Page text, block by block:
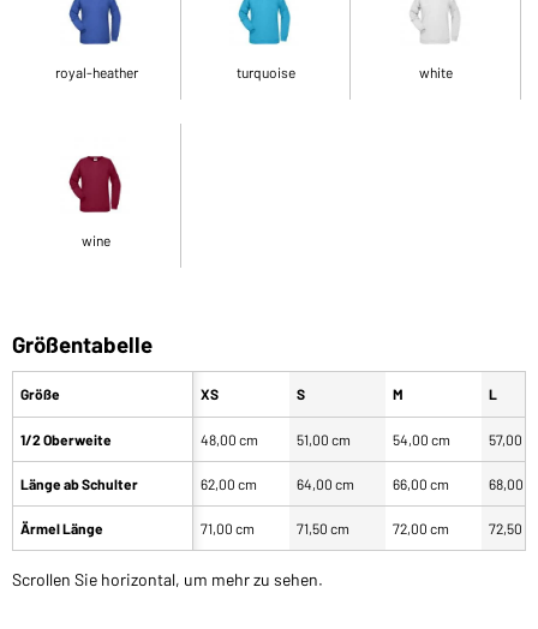
royal-heather turquoise white
wine
Größentabelle
Größe
1/2 Oberweite
Länge ab Schulter
Ärmel Länge
XS S M L
48,00 cm 51,00 cm 54,00 cm 57,00
62,00 cm 64,00 cm 66,00 cm 68,00
71,00 cm 71,50 cm 72,00 cm 72,50
Scrollen Sie horizontal, um mehr zu sehen.